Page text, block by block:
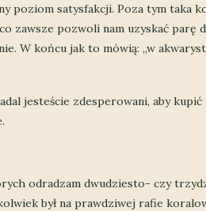
poziom satysfakcji. Poza tym taka
zawsze pozwoli nam uzyskać
W końcu jak to mówią: „w
jesteście zdesperowani, aby
odradzam dwudziesto- czy
był na prawdziwej rafie